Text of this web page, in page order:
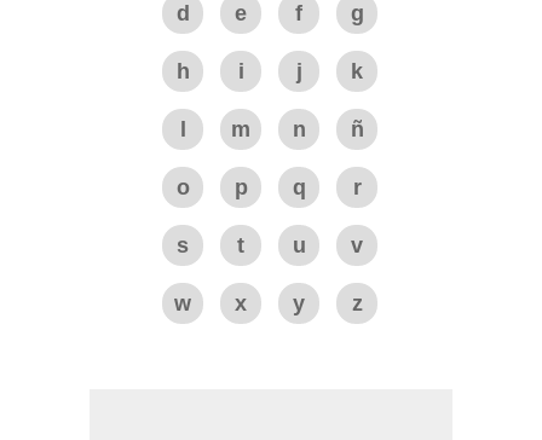
d e f g
h i j k
m n ñ
o p q r
s t u v
w x y z